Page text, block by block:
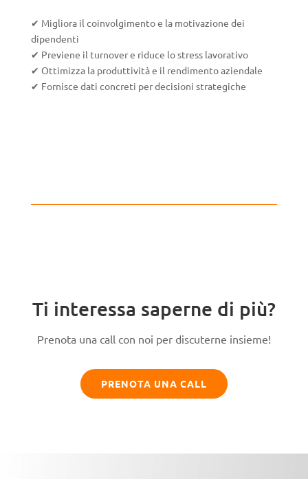
✔ Migliora il coinvolgimento e la motivazione dei
dipendenti
✔ Previene il turnover e riduce lo stress lavorativo
✔ Ottimizza la produttività e il rendimento aziendale
✔ Fornisce dati concreti per decisioni strategiche
Ti interessa saperne di più?
Prenota una call con noi per discuterne insieme!
PRENOTA UNA CALL